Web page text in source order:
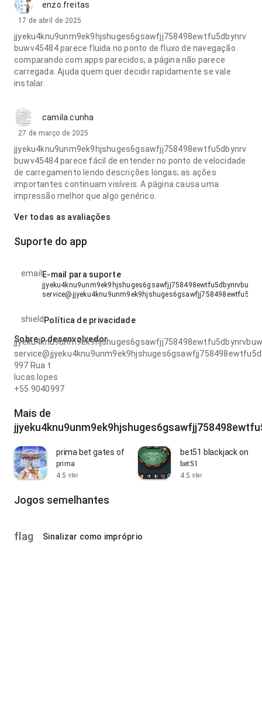
enzo.freitas
17 de abril de 2025
jjyeku4knu9unm9ek9hjshuges6gsawfjj758498ewtfu5dbynrv
buwv45484 parece fluida no ponto de fluxo de navegação
comparando com apps parecidos; a página não parece
carregada. Ajuda quem quer decidir rapidamente se vale
instalar.
camila.cunha
27 de março de 2025
jjyeku4knu9unm9ek9hjshuges6gsawfjj758498ewtfu5dbynrv
buwv45484 parece fácil de entender no ponto de velocidade
de carregamento lendo descrições longas; as ações
importantes continuam visíveis. A página causa uma
impressão melhor que algo genérico.
Ver todas as avaliações
Suporte do app
email E-mail para suporte
shield Política de privacidade
Sobre o desenvolvedor
997 Rua t
lucas.lopes
+55 9040997
Mais de
prima bet gates of olympus
prima
4.5 star
bet51 blackjack online
bet51
4.5 star
Jogos semelhantes
flag Sinalizar como impróprio